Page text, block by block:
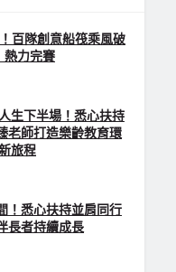
百隊創意船筏乘風破
熱力完賽
生下半場！悉心扶持
老師打造樂齡教育環
旅程
！悉心扶持並肩同行
長者持續成長